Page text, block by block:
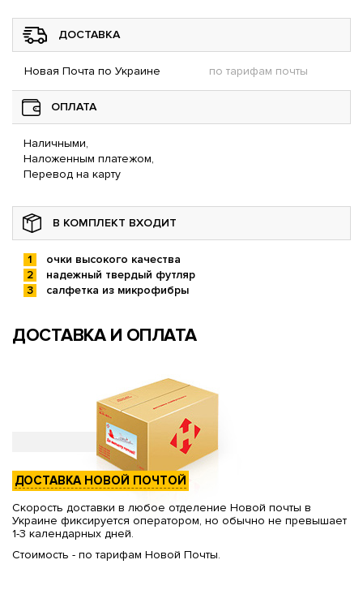
ДОСТАВКА
Новая Почта по Украине по тарифам почты
ОПЛАТА
Наличными,
Наложенным платежом,
Перевод на карту
В КОМПЛЕКТ ВХОДИТ
очки высокого качества
надежный твердый футляр
салфетка из микрофибры
ДОСТАВКА И ОПЛАТА
ДОСТАВКА НОВОЙ ПОЧТОЙ
Скорость доставки в любое отделение Новой почты в
Украине фиксируется оператором, но обычно не превышает
1-3 календарных дней.
Стоимость - по тарифам Новой Почты.